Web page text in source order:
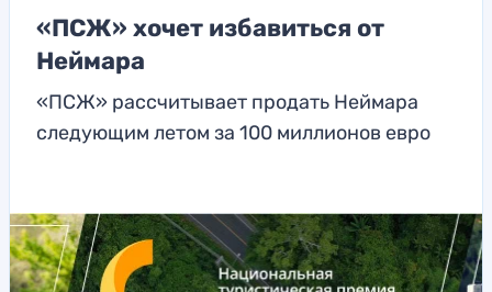
«ПСЖ» хочет избавиться от
Неймара
«ПСЖ» рассчитывает продать Неймара
следующим летом за 100 миллионов евро